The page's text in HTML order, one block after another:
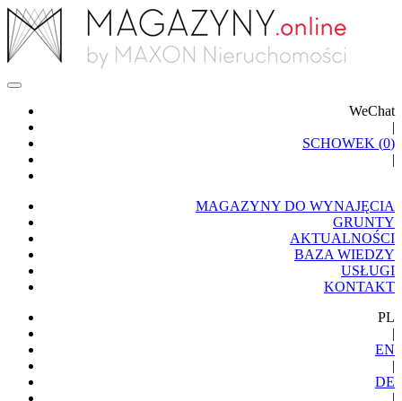
WeChat
|
SCHOWEK (0)
|
MAGAZYNY DO WYNAJĘCIA
GRUNTY
AKTUALNOŚCI
BAZA WIEDZY
USŁUGI
KONTAKT
PL
|
EN
|
DE
|